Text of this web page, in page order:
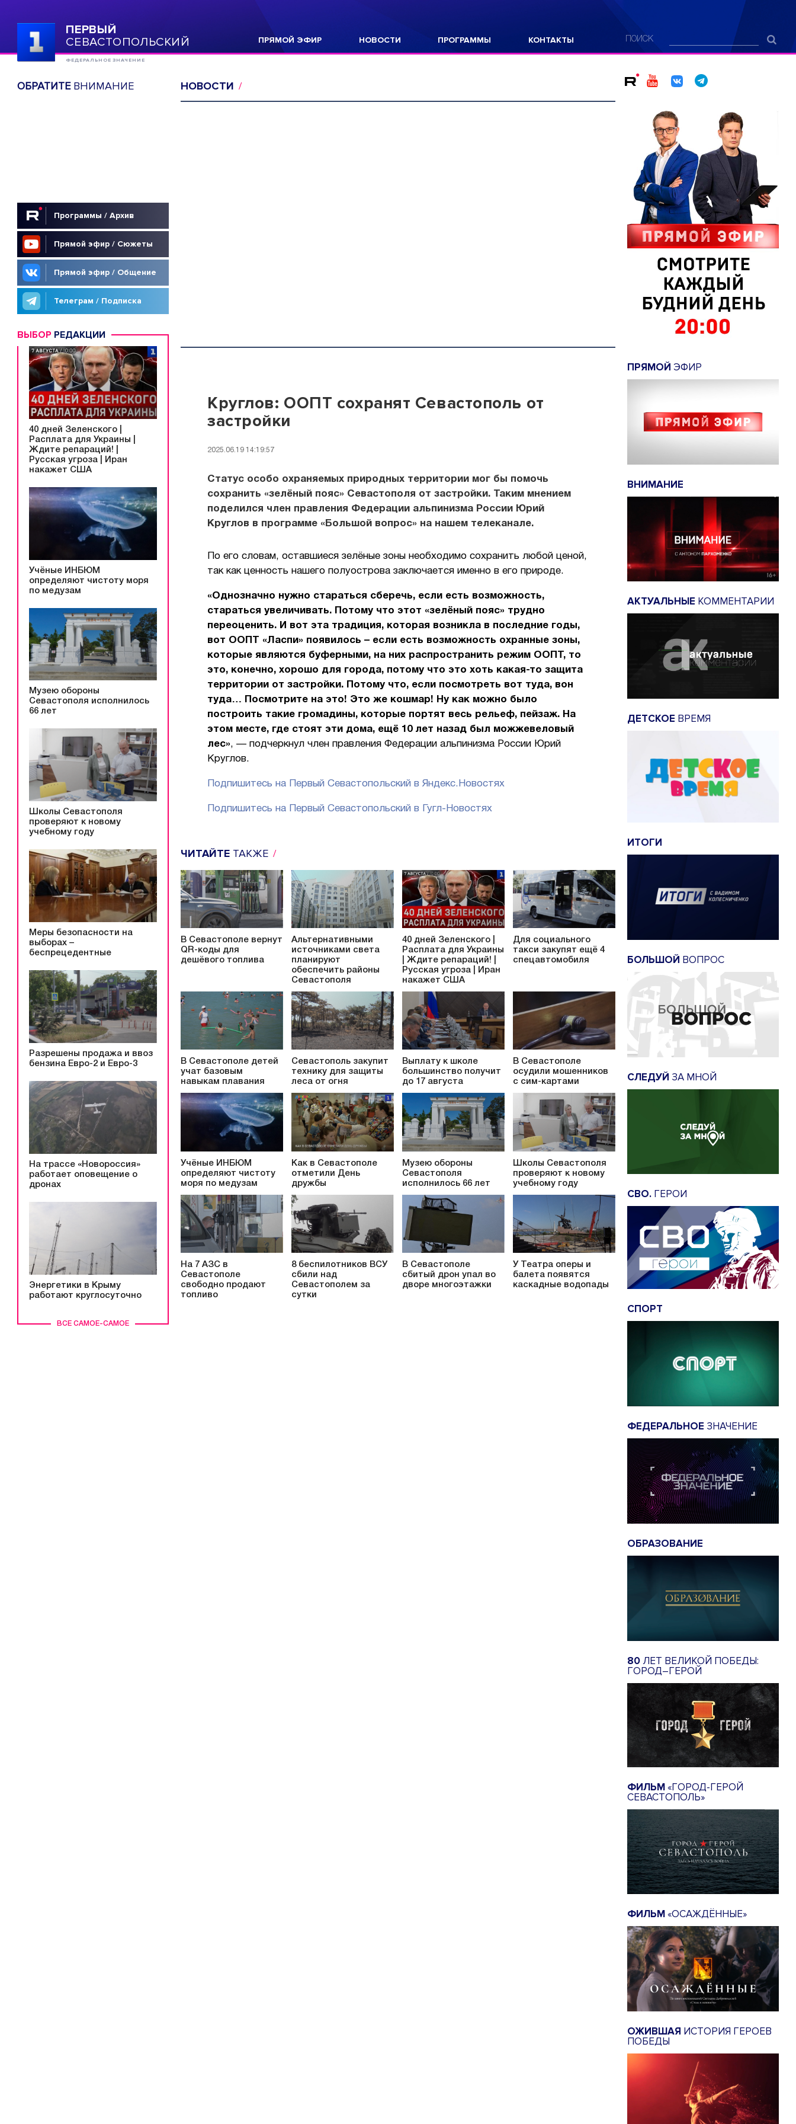
ПЕРВЫЙ
СЕВАСТОПОЛЬСКИЙ
ФЕДЕРАЛЬНОЕ ЗНАЧЕНИЕ
ПРЯМОЙ ЭФИР НОВОСТИ ПРОГРАММЫ КОНТАКТЫ ПОИСК
ОБРАТИТЕВНИМАНИЕ
Программы / Архив
Прямой эфир / Сюжеты
Прямой эфир / Общение
Телеграм / Подписка
ВЫБОР РЕДАКЦИИ
ВСЕ САМОЕ-САМОЕ
40 дней Зеленского |
Расплата для Украины |
Ждите репараций! |
Русская угроза | Иран
накажет США
Учёные ИНБЮМ
определяют чистоту моря
по медузам
Музею обороны
Севастополя исполнилось
66 лет
Школы Севастополя
проверяют к новому
учебному году
Меры безопасности на
выборах –
беспрецедентные
Разрешены продажа и ввоз
бензина Евро-2 и Евро-3
На трассе «Новороссия»
работает оповещение о
дронах
Энергетики в Крыму
работают круглосуточно
НОВОСТИ
Круглов: ООПТ сохранят Севастополь от
застройки
2025.06.19 14:19:57
Статус особо охраняемых природных территории мог бы помочь
сохранить «зелёный пояс» Севастополя от застройки. Таким мнением
поделился член правления Федерации альпинизма России Юрий
Круглов в программе «Большой вопрос» на нашем телеканале.
По его словам, оставшиеся зелёные зоны необходимо сохранить любой ценой,
так как ценность нашего полуострова заключается именно в его природе.
«Однозначно нужно стараться сберечь, если есть возможность,
стараться увеличивать. Потому что этот «зелёный пояс» трудно
переоценить. И вот эта традиция, которая возникла в последние годы,
вот ООПТ «Ласпи» появилось – если есть возможность охранные зоны,
которые являются буферными, на них распространить режим ООПТ, то
это, конечно, хорошо для города, потому что это хоть какая-то защита
территории от застройки. Потому что, если посмотреть вот туда, вон
туда… Посмотрите на это! Это же кошмар! Ну как можно было
построить такие громадины, которые портят весь рельеф, пейзаж. На
этом месте, где стоят эти дома, ещё 10 лет назад был можжевеловый
лес», — подчеркнул член правления Федерации альпинизма России Юрий
Круглов.
Подпишитесь на Первый Севастопольский в Яндекс.Новостях
Подпишитесь на Первый Севастопольский в Гугл-Новостях
ЧИТАЙТЕ ТАКЖЕ
В Севастополе вернут
QR-коды для
дешёвого топлива
Альтернативными
источниками света
планируют
обеспечить районы
Севастополя
40 дней Зеленского |
Расплата для Украины
| Ждите репараций! |
Русская угроза | Иран
накажет США
Для социального
такси закупят ещё 4
спецавтомобиля
В Севастополе детей
учат базовым
навыкам плавания
Севастополь закупит
технику для защиты
леса от огня
Выплату к школе
большинство получит
до 17 августа
В Севастополе
осудили мошенников
с сим-картами
Учёные ИНБЮМ
определяют чистоту
моря по медузам
Как в Севастополе
отметили День
дружбы
Музею обороны
Севастополя
исполнилось 66 лет
Школы Севастополя
проверяют к новому
учебному году
На 7 АЗС в
Севастополе
свободно продают
топливо
8 беспилотников ВСУ
сбили над
Севастополем за
сутки
В Севастополе
сбитый дрон упал во
дворе многоэтажки
У Театра оперы и
балета появятся
каскадные водопады
ПРЯМОЙ ЭФИР
ВНИМАНИЕ
АКТУАЛЬНЫЕ КОММЕНТАРИИ
ДЕТСКОЕ ВРЕМЯ
ИТОГИ
БОЛЬШОЙ ВОПРОС
СЛЕДУЙ ЗА МНОЙ
СВО. ГЕРОИ
СПОРТ
ФЕДЕРАЛЬНОЕ ЗНАЧЕНИЕ
ОБРАЗОВАНИЕ
80 ЛЕТ ВЕЛИКОЙ ПОБЕДЫ:
ГОРОД–ГЕРОЙ
ФИЛЬМ«ГОРОД-ГЕРОЙ
СЕВАСТОПОЛЬ»
ФИЛЬМ«ОСАЖДЁННЫЕ»
ОЖИВШАЯ ИСТОРИЯ ГЕРОЕВ
ПОБЕДЫ